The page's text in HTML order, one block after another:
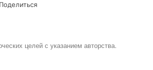
Поделиться
целей с указанием авторства.